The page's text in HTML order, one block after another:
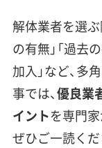
が
特
見
工
全
生
解体業者を選ぶ
の有無」「過去
加入」など、多
事では、優良業
イントを専門
ぜひご一読くだ